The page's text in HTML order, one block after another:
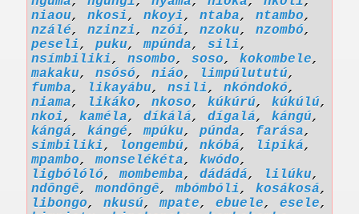
niaou, nkosi, nkoyi, ntaba, ntambo,
nzálé, nzinzi, nzói, nzoku, nzombó,
peseli, puku,mpúnda, sili,
nsímbiliki, nsombo, soso, kokombele,
makaku, nsósó, niáo, limpúlututú,
fumba, likayábu, nsili, nkóndokó,
niama, likáko, nkoso, kúkúrú, kúkúlú,
nkoi, kaméla, díkálá, dígalá, kángú,
kángá, kángé,mpúku, púnda, farása,
simbiliki, longembú, nkóbá, lipiká,
mpambo,monselékéta, kwódo,
ligbólóló,mombemba, dádádá, lilúku,
ndôngê,mondôngê,mbómbóli, kosákosá,
libongo, nkusú,mpate, ebuele, esele,